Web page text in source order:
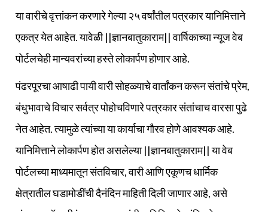
या वारीचे वृत्तांकन करणारे गेल्या २५ वर्षांतील पत्रकार यानिमित्ताने
एकत्र येत आहेत. यावेळी ||ज्ञानबातुकाराम|| वार्षिकाच्या न्यूज वेब
पोर्टलचेही मान्यवरांच्या हस्ते लोकार्पण होणार आहे.
पंढरपूरचा आषाढी पायी वारी सोहळ्याचे वार्तांकन करून संतांचे प्रेम,
बंधुभावाचे विचार सर्वत्र पोहोचविणारे पत्रकार संतांचाच वारसा पुढे
नेत आहेत. त्यामुळे त्यांच्या या कार्याचा गौरव होणे आवश्यक आहे.
यानिमित्ताने लोकार्पण होत असलेल्या ||ज्ञानबातुकाराम|| या वेब
पोर्टलच्या माध्यमातून संतविचार, वारी आणि एकूणच धार्मिक
क्षेत्रातील घडामोडींची दैनंदिन माहिती दिली जाणार आहे, असे